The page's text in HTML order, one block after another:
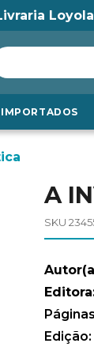
A
SKU
Edição: